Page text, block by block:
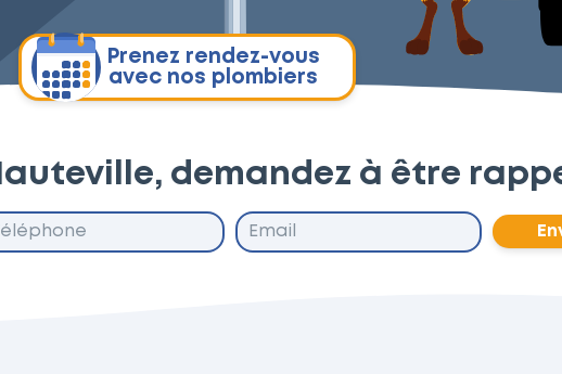
Prenez rendez-vous
avec nos plombiers
demandez à être